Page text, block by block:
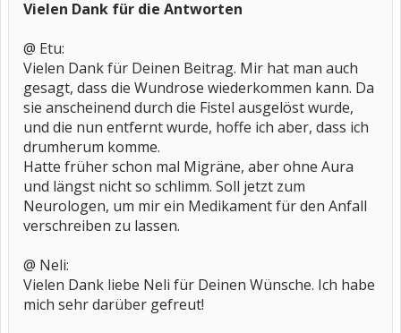
Vielen Dank für die Antworten
@ Etu:
Vielen Dank für Deinen Beitrag. Mir hat man auch
gesagt, dass die Wundrose wiederkommen kann. Da
sie anscheinend durch die Fistel ausgelöst wurde,
und die nun entfernt wurde, hoffe ich aber, dass ich
drumherum komme.
Hatte früher schon mal Migräne, aber ohne Aura
und längst nicht so schlimm. Soll jetzt zum
Neurologen, um mir ein Medikament für den Anfall
verschreiben zu lassen.
@ Neli:
Vielen Dank liebe Neli für Deinen Wünsche. Ich habe
mich sehr darüber gefreut!